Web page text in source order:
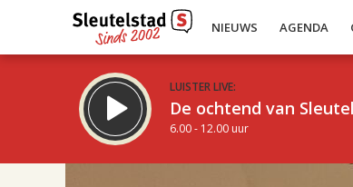
NIEUWS AGENDA
LUISTER LIVE:
De ochtend van
6.00 - 12.00 uur